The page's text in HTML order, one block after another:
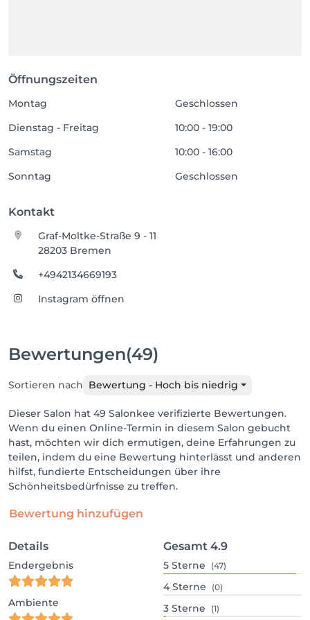
Öffnungszeiten
Montag
Geschlossen
Dienstag - Freitag
10:00 - 19:00
Samstag
10:00 - 16:00
Sonntag
Geschlossen
Kontakt
Graf-Moltke-Straße 9 - 11
28203 Bremen
+4942134669193
Instagram öffnen
Bewertungen(49)
Sortieren nach Bewertung - Hoch bis niedrig
Dieser Salon hat 49 Salonkee verifizierte Bewertungen.
Wenn du einen Online-Termin in diesem Salon gebucht
hast, möchten wir dich ermutigen, deine Erfahrungen zu
teilen, indem du eine Bewertung hinterlässt und anderen
hilfst, fundierte Entscheidungen über ihre
Schönheitsbedürfnisse zu treffen.
Bewertung hinzufügen
Details
Endergebnis
Ambiente
Gesamt 4.9
5 Sterne (47)
4 Sterne (0)
3 Sterne (1)